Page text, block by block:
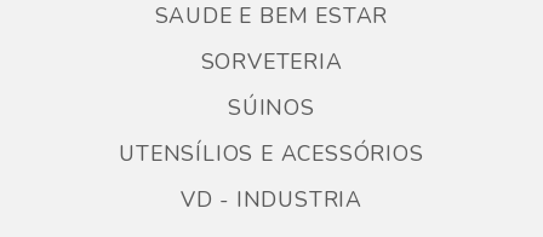
SAUDE E BEM ESTAR
SORVETERIA
SÚINOS
UTENSÍLIOS E ACESSÓRIOS
VD - INDUSTRIA